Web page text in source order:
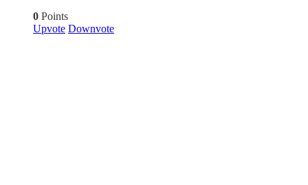
0 Points
Upvote Downvote